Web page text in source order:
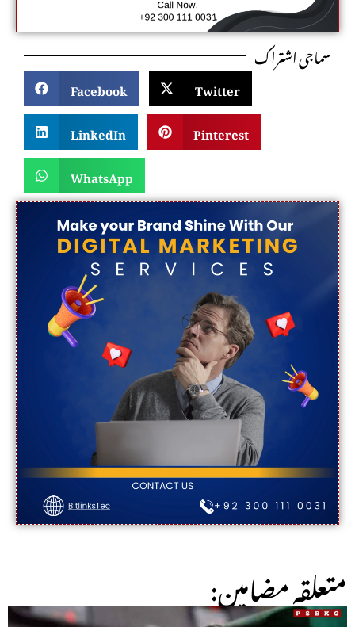
سماجی اشتراک
Facebook
Twitter
LinkedIn
Pinterest
WhatsApp
:متعلقہ مضامین